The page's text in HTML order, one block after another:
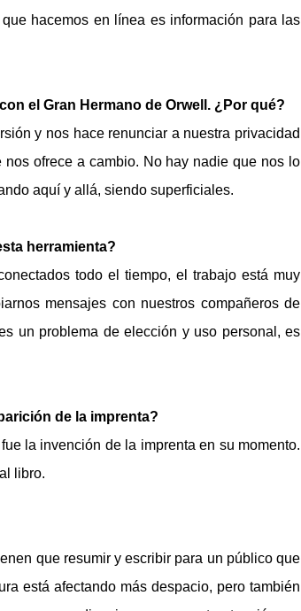
hacemos en línea es información para las
el Gran Hermano de Orwell. ¿Por qué?
y nos hace renunciar a nuestra privacidad
ofrece a cambio. No hay nadie que nos lo
aquí y allá, siendo superficiales.
herramienta?
todo el tiempo, el trabajo está muy
mensajes con nuestros compañeros de
un problema de elección y uso personal, es
de la imprenta?
la invención de la imprenta en su momento.
libro.
que resumir y escribir para un público que
está afectando más despacio, pero también